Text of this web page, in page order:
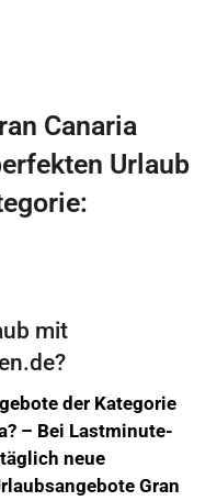
Canaria
Urlaub
mit
der Kategorie
– Bei Lastminute-
neue
Gran